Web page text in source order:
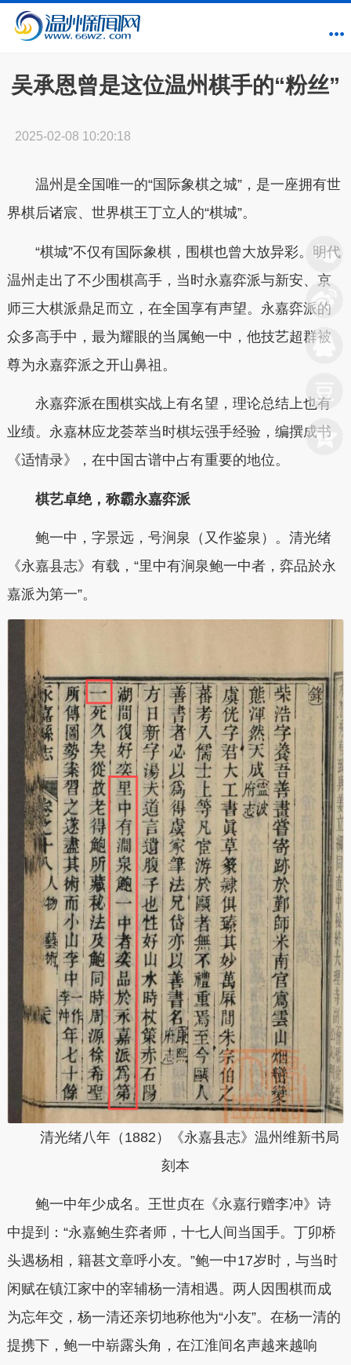
吴承恩曾是这位温州棋手的“粉丝”
2025-02-08 10:20:18
温州是全国唯一的“国际象棋之城”，是一座拥有世
界棋后诸宸、世界棋王丁立人的“棋城”。
“棋城”不仅有国际象棋，围棋也曾大放异彩。明代
温州走出了不少围棋高手，当时永嘉弈派与新安、京
师三大棋派鼎足而立，在全国享有声望。永嘉弈派的
众多高手中，最为耀眼的当属鲍一中，他技艺超群被
尊为永嘉弈派之开山鼻祖。
永嘉弈派在围棋实战上有名望，理论总结上也有
业绩。永嘉林应龙荟萃当时棋坛强手经验，编撰成书
《适情录》，在中国古谱中占有重要的地位。
棋艺卓绝，称霸永嘉弈派
鲍一中，字景远，号涧泉（又作鉴泉）。清光绪
《永嘉县志》有载，“里中有涧泉鲍一中者，弈品於永
嘉派为第一”。
清光绪八年（1882）《永嘉县志》温州维新书局
刻本
鲍一中年少成名。王世贞在《永嘉行赠李冲》诗
中提到：“永嘉鲍生弈者师，十七人间当国手。丁卯桥
头遇杨相，籍甚文章呼小友。”鲍一中17岁时，与当时
闲赋在镇江家中的宰辅杨一清相遇。两人因围棋而成
为忘年交，杨一清还亲切地称他为“小友”。在杨一清的
提携下，鲍一中崭露头角，在江淮间名声越来越响